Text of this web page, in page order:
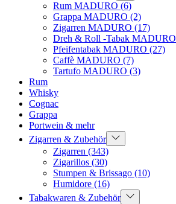
Rum MADURO (6)
Grappa MADURO (2)
Zigarren MADURO (17)
Dreh & Roll -Tabak MADURO
Pfeifentabak MADURO (27)
Caffè MADURO (7)
Tartufo MADURO (3)
Rum
Whisky
Cognac
Grappa
Portwein & mehr
Zigarren & Zubehör
Zigarren (343)
Zigarillos (30)
Stumpen & Brissago (10)
Humidore (16)
Tabakwaren & Zubehör